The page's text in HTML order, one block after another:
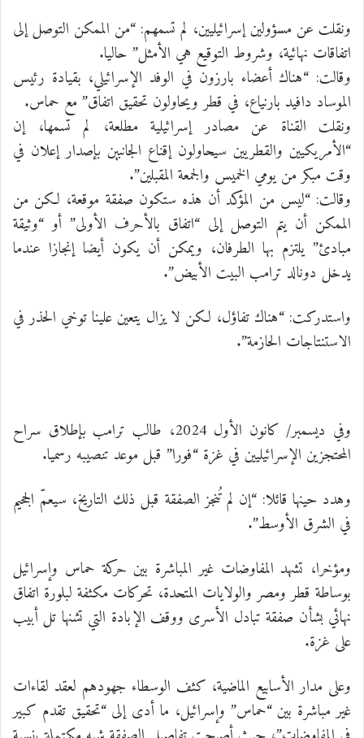
ونقلت عن مسؤولين إسرائيليين، لم تسمهم: “من الممكن التوصل إلى
اتفاقات نهائية، وشروط التوقيع هي الأمثل” حاليا.
وقالت: “هناك أعضاء بارزون في الوفد الإسرائيلي، بقيادة رئيس
الموساد دافيد بارنياع، في قطر ويحاولون تحقيق اتفاق” مع حماس.
ونقلت القناة عن مصادر إسرائيلية مطلعة، لم تسمها، إن
“الأمريكيين والقطريين سيحاولون إقناع الجانبين بإصدار إعلان في
وقت مبكر من يومي الخميس والجمعة المقبلين”.
وقالت: “ليس من المؤكد أن هذه ستكون صفقة موقعة، لكن من
الممكن أن يتم التوصل إلى “اتفاق بالأحرف الأولى” أو “وثيقة
مبادئ” يلتزم بها الطرفان، ويمكن أن يكون أيضا إنجازا عندما
يدخل دونالد ترامب البيت الأبيض”.
واستدركت: “هناك تفاؤل، لكن لا يزال يتعين علينا توخي الحذر في
الاستنتاجات الحازمة”.
وفي ديسمبر/ كانون الأول 2024، طالب ترامب بإطلاق سراح
المحتجزين الإسرائيليين في غزة “فورا” قبل موعد تنصيبه رسميا.
وهدد حينها قائلا: “إن لم تُنجز الصفقة قبل ذلك التاريخ، سيعمّ الجحيم
في الشرق الأوسط”.
ومؤخرا، تشهد المفاوضات غير المباشرة بين حركة حماس وإسرائيل
بوساطة قطر ومصر والولايات المتحدة، تحركات مكثفة لبلورة اتفاق
نهائي بشأن صفقة تبادل الأسرى ووقف الإبادة التي تشنها تل أبيب
على غزة.
وعلى مدار الأسابيع الماضية، كثف الوسطاء جهودهم لعقد لقاءات
غير مباشرة بين “حماس” وإسرائيل، ما أدى إلى “تحقيق تقدم كبير